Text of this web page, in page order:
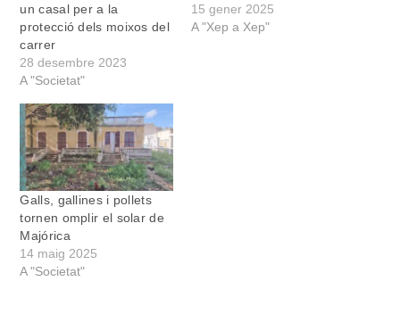
un casal per a la
protecció dels moixos del
carrer
28 desembre 2023
A "Societat"
15 gener 2025
A "Xep a Xep"
Galls, gallines i pollets
tornen omplir el solar de
Majórica
14 maig 2025
A "Societat"